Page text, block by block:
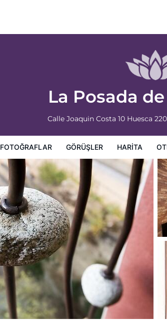
La Posada
Calle Joaquin Costa 10 Huesca
FOTOĞRAFLAR GÖRÜŞLER HARITA